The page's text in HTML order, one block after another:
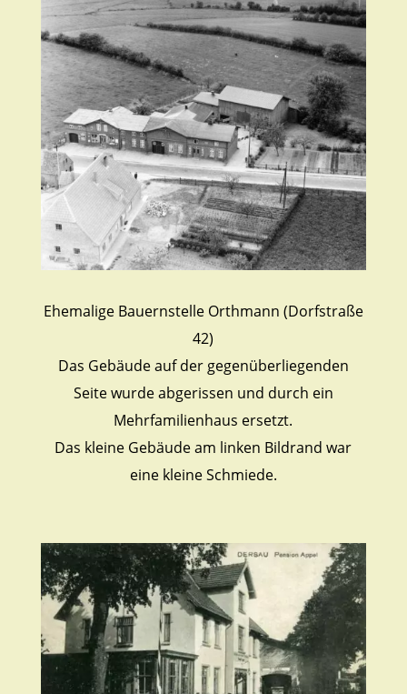
Ehemalige Bauernstelle Orthmann (Dorfstraße
42)
Das Gebäude auf der gegenüberliegenden
Seite wurde abgerissen und durch ein
Mehrfamilienhaus ersetzt.
Das kleine Gebäude am linken Bildrand war
eine kleine Schmiede.